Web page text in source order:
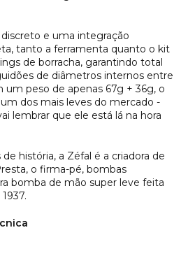
e uma integração
tanto a ferramenta quanto o kit
de borracha, garantindo total
de diâmetros internos entre
um peso de apenas 67g + 36g, o
dos mais leves do mercado -
lembrar que ele está lá na hora
história, a Zéfal é a criadora de
o firma-pé, bombas
bomba de mão super leve feita